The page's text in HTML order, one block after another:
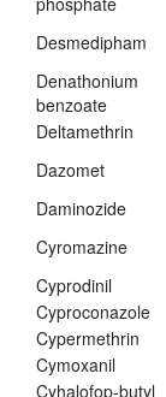
Desmedipham
Denathonium
benzoate
Deltamethrin
Dazomet
Daminozide
Cyromazine
Cyprodinil
Cyproconazole
Cypermethrin
Cymoxanil
Cyhalofop-butyl